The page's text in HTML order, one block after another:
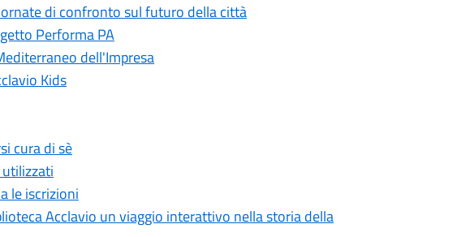
di confronto sul futuro della città
Performa PA
dell'Impresa
Kids
cura di sè
le iscrizioni
Acclavio un viaggio interattivo nella storia della